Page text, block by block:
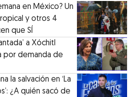
en México? Un
y otros 4
que SÍ
a Xóchitl
por demanda de
la salvación en ‘La
¿A quién sacó de